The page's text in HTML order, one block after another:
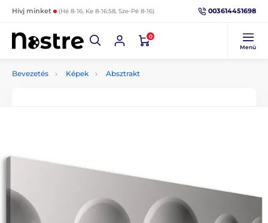
Hívj minket (Hé 8-16, Ke 8-16:58, Sze-Pé 8-16) 003614451698
0
Menü
Bevezetés Képek Absztrakt